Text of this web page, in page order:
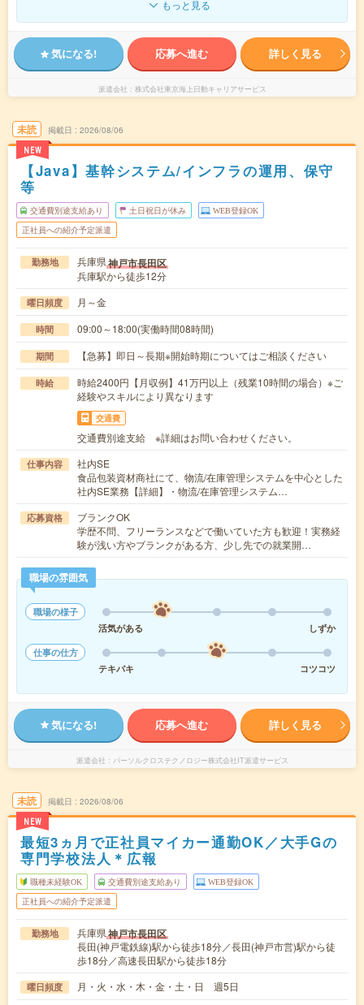
もっと見る
気になる! 応募へ進む 詳しく見る
派遣会社 株式会社東京海上日動キャリアサービス
未読
NEW
掲載日 2026/08/06
【Java】基幹システム/インフラの運用、保守
等
交通費別途支給あり 土日祝日が休み WEB登録OK
正社員への紹介予定派遣
勤務地 兵庫県神戸市長田区
兵庫駅から徒歩12分
曜日頻度 月～金
時間 09:00～18:00(実働時間08時間)
期間 【急募】即日～長期※開始時期についてはご相談ください
時給
時給2400円【月収例】41万円以上（残業10時間の場合）※ご
経験やスキルにより異なります
交通費
交通費別途支給 ※詳細はお問い合わせください。
仕事内容
社内SE
食品包装資材商社にて、物流/在庫管理システムを中心とした
社内SE業務【詳細】・物流/在庫管理システム…
応募資格
ブランクOK
学歴不問、フリーランスなどで働いていた方も歓迎！実務経
験が浅い方やブランクがある方、少し先での就業開…
職場の雰囲気
職場の様子
活気がある
しずか
仕事の仕方
テキパキ
コツコツ
気になる! 応募へ進む 詳しく見る
派遣会社 パーソルクロステクノロジー株式会社IT派遣サービス
未読
NEW
掲載日 2026/08/06
最短3ヵ月で正社員マイカー通勤OK／大手Gの
専門学校法人＊広報
職種未経験OK 交通費別途支給あり WEB登録OK
正社員への紹介予定派遣
勤務地 兵庫県神戸市長田区
長田(神戸電鉄線)駅から徒歩18分／長田(神戸市営)駅から徒
歩18分／高速長田駅から徒歩18分
曜日頻度 月・火・水・木・金・土・日 週5日